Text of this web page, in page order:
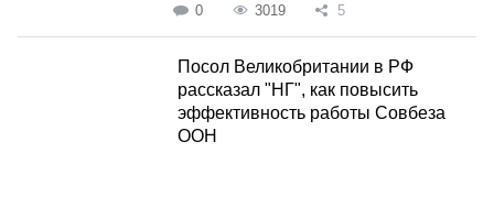
0 3019 5
Посол Великобритании в РФ
рассказал "НГ", как повысить
эффективность работы Совбеза
ООН